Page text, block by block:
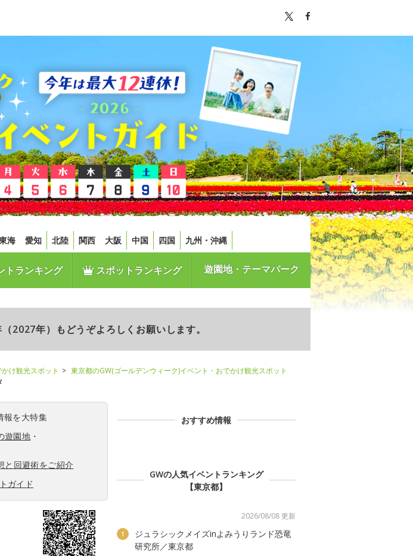
海 愛知 北陸 関西 大阪 中国 四国 九州・沖縄
トランキング スポットランキング 遊園地・テーマパーク
2027年）もどうぞよろしくお願いします。
け観光スポット
東京都のGW(ゴールデンウィーク)イベント・おでかけ観光スポット
報を大特集
遊園地 ・
と回避術をご紹介
ガイド
おすすめ情報
GWの人気イベントランキング
【東京都】
2026/08/08 更新
1
ジュラシックメイズinよみうりランド恐竜
研究所／東京都